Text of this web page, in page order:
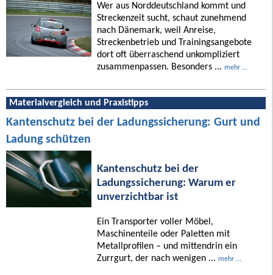
Wer aus Norddeutschland kommt und
Streckenzeit sucht, schaut zunehmend
nach Dänemark, weil Anreise,
Streckenbetrieb und Trainingsangebote
dort oft überraschend unkompliziert
zusammenpassen. Besonders ... mehr ...
Materialvergleich und Praxistipps
Kantenschutz bei der Ladungssicherung: Gurt und
Ladung schützen
Kantenschutz bei der
Ladungssicherung: Warum er
unverzichtbar ist
Ein Transporter voller Möbel,
Maschinenteile oder Paletten mit
Metallprofilen – und mittendrin ein
Zurrgurt, der nach wenigen ... mehr ...